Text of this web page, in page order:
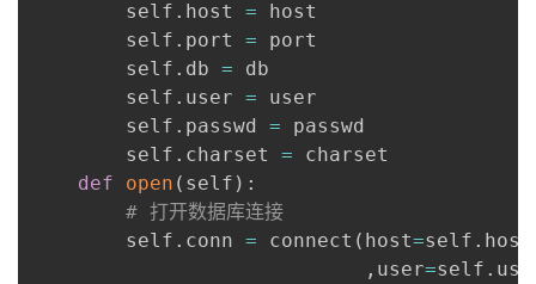
        self
. host = host
        self
. port = port
        self
. db = db
        self
. user = user
        self
. passwd = passwd
        self
. charset = charset
def
open ( self ) :
# 打开数据库连接
        self
. conn = connect ( host=self . host
, user=self .